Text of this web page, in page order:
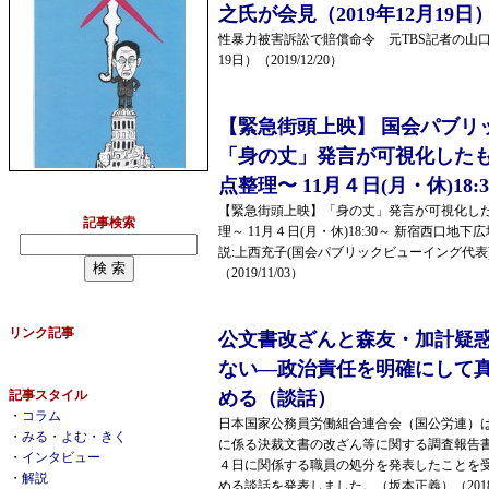
記事検索
リンク記事
記事スタイル
・ コラム
・ みる・よむ・きく
・ インタビュー
・ 解説
之氏が会見（2019年12月19
性暴力被害訴訟で賠償命令 元TBS記者の山
19日）（2019/12/20）
【緊急街頭上映】 国会パブ
「身の丈」発言が可視化した
点整理〜 11月４日(月・休
【緊急街頭上映】「身の丈」発言が可視化し
理～ 11月４日(月・休)18:30～ 新宿西口地下
説:上西充子(国会パブリックビューイング代
（2019/11/03）
公文書改ざんと森友・加計疑
ない―政治責任を明確にして
める（談話）
日本国家公務員労働組合連合会（国公労連）
に係る決裁文書の改ざん等に関する調査報告
４日に関係する職員の処分を発表したことを
める談話を発表しました。（坂本正義）（